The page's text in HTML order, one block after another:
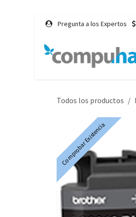
Ir al contenido Pregunta a los Expertos
Todos los productos
Comprobar Existencia